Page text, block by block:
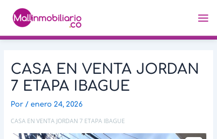
contenido
CASA EN VENTA JORDAN
7 ETAPA IBAGUE
Por / enero 24, 2026
CASA EN VENTA JORDAN 7 ETAPA IBAGUE
entradas